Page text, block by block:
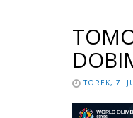
TOREK, 7.